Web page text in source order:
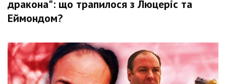
дракона": що трапилося з Люцеріс та
Еймондом?